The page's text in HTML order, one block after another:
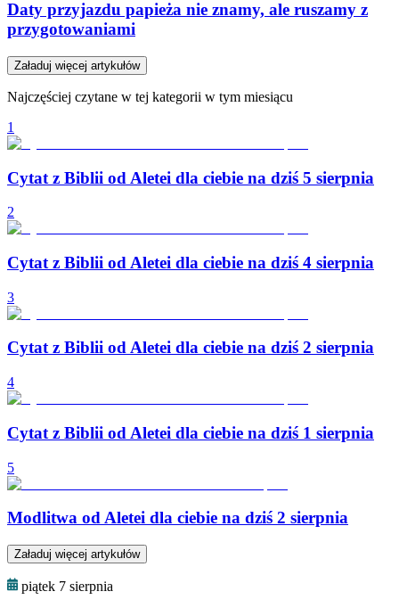
Daty przyjazdu papieża nie znamy, ale ruszamy z
przygotowaniami
Załaduj więcej artykułów
Najczęściej czytane w tej kategorii w tym miesiącu
1
Cytat z Biblii od Aletei dla ciebie na dziś 5 sierpnia
2
Cytat z Biblii od Aletei dla ciebie na dziś 4 sierpnia
3
Cytat z Biblii od Aletei dla ciebie na dziś 2 sierpnia
4
Cytat z Biblii od Aletei dla ciebie na dziś 1 sierpnia
5
Modlitwa od Aletei dla ciebie na dziś 2 sierpnia
Załaduj więcej artykułów
piątek 7 sierpnia